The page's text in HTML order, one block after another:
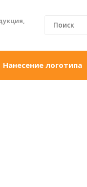
Нанесение логотипа